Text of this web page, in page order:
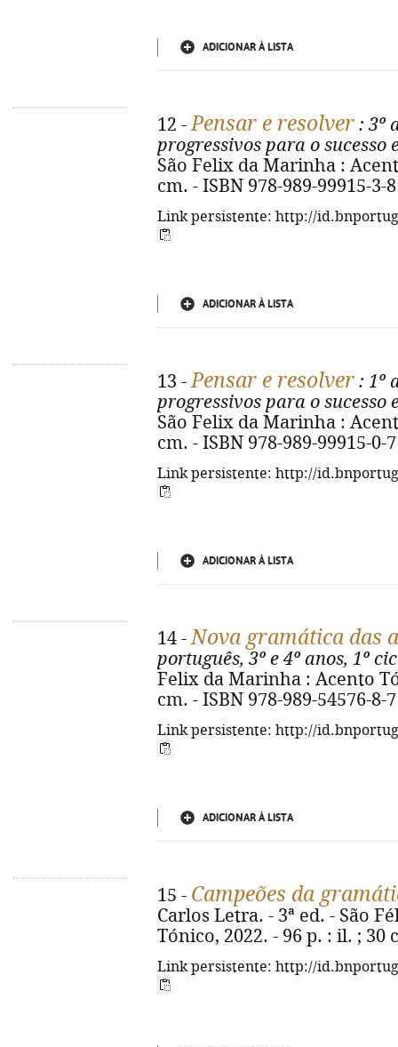
ADICIONAR À LISTA
12 -Pensar e resolver : 3º
progressivos para o sucesso
São Felix da Marinha :
cm. - ISBN 978-989-99915-3-8
Link persistente: http://
ADICIONAR À LISTA
13 -Pensar e resolver : 1º
progressivos para o sucesso
São Felix da Marinha :
cm. - ISBN 978-989-99915-0-7
Link persistente: http://
ADICIONAR À LISTA
14 -Nova gramática das
português, 3º e 4º anos, 1º
Felix da Marinha : Acento
cm. - ISBN 978-989-54576-8-7
Link persistente: http://
ADICIONAR À LISTA
15 - Campeões da
Carlos Letra. - 3ª ed. - São
Tónico, 2022. - 96 p. : il. ; 30
Link persistente: http://